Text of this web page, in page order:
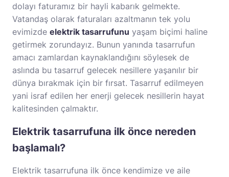
dolayı faturamız bir hayli kabarık gelmekte.
Vatandaş olarak faturaları azaltmanın tek yolu
evimizde elektrik tasarrufunu yaşam biçimi haline
getirmek zorundayız. Bunun yanında tasarrufun
amacı zamlardan kaynaklandığını söylesek de
aslında bu tasarruf gelecek nesillere yaşanılır bir
dünya bırakmak için bir fırsat. Tasarruf edilmeyen
yani israf edilen her enerji gelecek nesillerin hayat
kalitesinden çalmaktır.
Elektrik tasarrufuna ilk önce nereden
başlamalı?
Elektrik tasarrufuna ilk önce kendimize ve aile